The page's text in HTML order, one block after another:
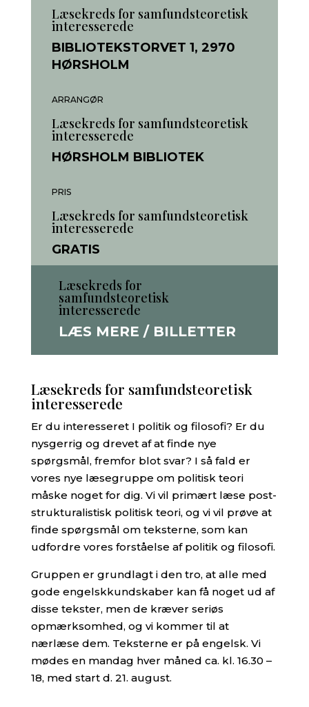
Læsekreds for samfundsteoretisk
interesserede
BIBLIOTEKSTORVET 1, 2970
HØRSHOLM
ARRANGØR
Læsekreds for samfundsteoretisk
interesserede
HØRSHOLM BIBLIOTEK
PRIS
Læsekreds for samfundsteoretisk
interesserede
GRATIS
Læsekreds for
samfundsteoretisk
interesserede
LÆS MERE / BILLETTER
Læsekreds for samfundsteoretisk
interesserede
Er du interesseret I politik og filosofi? Er du
nysgerrig og drevet af at finde nye
spørgsmål, fremfor blot svar? I så fald er
vores nye læsegruppe om politisk teori
måske noget for dig. Vi vil primært læse post-
strukturalistisk politisk teori, og vi vil prøve at
finde spørgsmål om teksterne, som kan
udfordre vores forståelse af politik og filosofi.
Gruppen er grundlagt i den tro, at alle med
gode engelskkundskaber kan få noget ud af
disse tekster, men de kræver seriøs
opmærksomhed, og vi kommer til at
nærlæse dem. Teksterne er på engelsk. Vi
mødes en mandag hver måned ca. kl. 16.30 –
18, med start d. 21. august.